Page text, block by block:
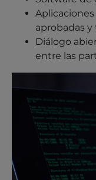
aprobadas
Diálogo
entre las